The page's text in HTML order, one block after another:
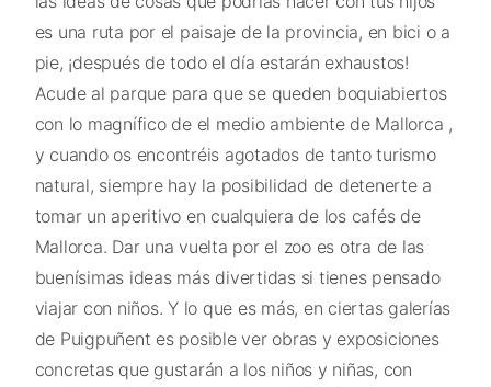
es una ruta por el paisaje de la provincia, en bici o a
pie, ¡después de todo el día estarán exhaustos!
Acude al parque para que se queden boquiabiertos
con lo magnífico de el medio ambiente de Mallorca ,
y cuando os encontréis agotados de tanto turismo
natural, siempre hay la posibilidad de detenerte a
tomar un aperitivo en cualquiera de los cafés de
Mallorca. Dar una vuelta por el zoo es otra de las
buenísimas ideas más divertidas si tienes pensado
viajar con niños. Y lo que es más, en ciertas galerías
de Puigpuñent es posible ver obras y exposiciones
concretas que gustarán a los niños y niñas, con